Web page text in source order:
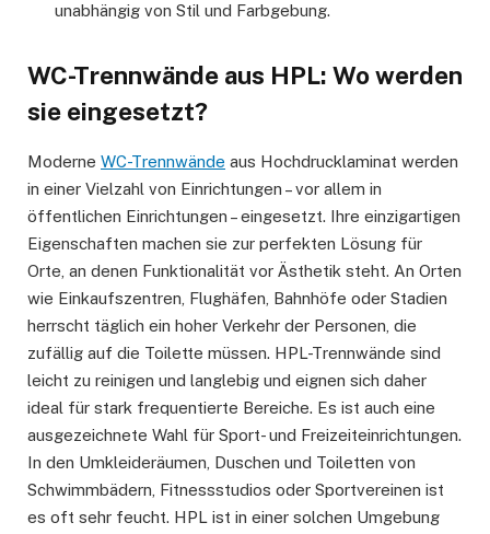
unabhängig von Stil und Farbgebung.
WC-Trennwände aus HPL: Wo werden
sie eingesetzt?
Moderne WC-Trennwände aus Hochdrucklaminat werden
in einer Vielzahl von Einrichtungen – vor allem in
öffentlichen Einrichtungen – eingesetzt. Ihre einzigartigen
Eigenschaften machen sie zur perfekten Lösung für
Orte, an denen Funktionalität vor Ästhetik steht. An Orten
wie Einkaufszentren, Flughäfen, Bahnhöfe oder Stadien
herrscht täglich ein hoher Verkehr der Personen, die
zufällig auf die Toilette müssen. HPL-Trennwände sind
leicht zu reinigen und langlebig und eignen sich daher
ideal für stark frequentierte Bereiche. Es ist auch eine
ausgezeichnete Wahl für Sport- und Freizeiteinrichtungen.
In den Umkleideräumen, Duschen und Toiletten von
Schwimmbädern, Fitnessstudios oder Sportvereinen ist
es oft sehr feucht. HPL ist in einer solchen Umgebung